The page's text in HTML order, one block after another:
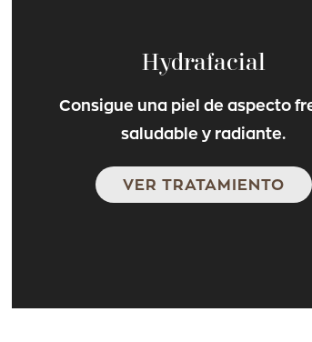
Hydrafacial
Consigue una piel de aspecto
saludable y radiante.
VER TRATAMIENTO